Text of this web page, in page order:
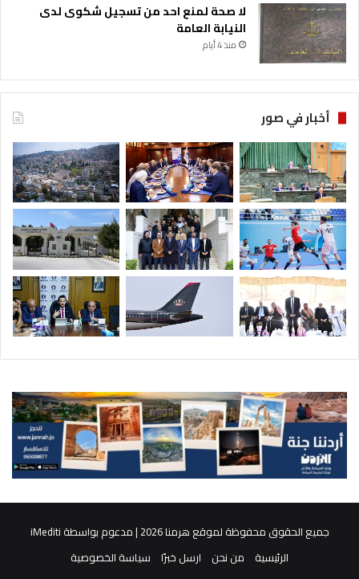
لا صحة لمنع احد من تسجيل شكوى لدى
النيابة العامة
منذ 4 أيام
أخبار في صور
جميع الحقوق محفوظة لموقع هرمنا 2026 | مدعوم بواسطة
iMediti
الرئيسية
من نحن ارسل خبرًا سياسة الخصوصية